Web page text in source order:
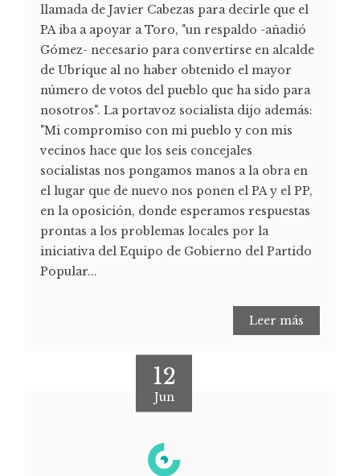
llamada de Javier Cabezas para decirle que el
PA iba a apoyar a Toro, "un respaldo -añadió
Gómez- necesario para convertirse en alcalde
de Ubrique al no haber obtenido el mayor
número de votos del pueblo que ha sido para
nosotros". La portavoz socialista dijo además:
"Mi compromiso con mi pueblo y con mis
vecinos hace que los seis concejales
socialistas nos pongamos manos a la obra en
el lugar que de nuevo nos ponen el PA y el PP,
en la oposición, donde esperamos respuestas
prontas a los problemas locales por la
iniciativa del Equipo de Gobierno del Partido
Popular...
Leer más
12
Jun